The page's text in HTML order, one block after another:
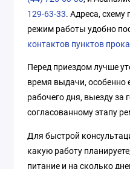
129-63-33. Адреса, схему
режим работы удобно
контактов пунктов
Перед приездом лучше
время выдачи, особенно
рабочего дня, выезду за
согласованному этапу
Для быстрой
какую работу
питание и на сколько